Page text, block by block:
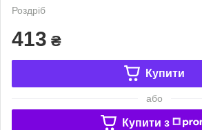
Роздріб
413 ₴
Купити
або
Купити з